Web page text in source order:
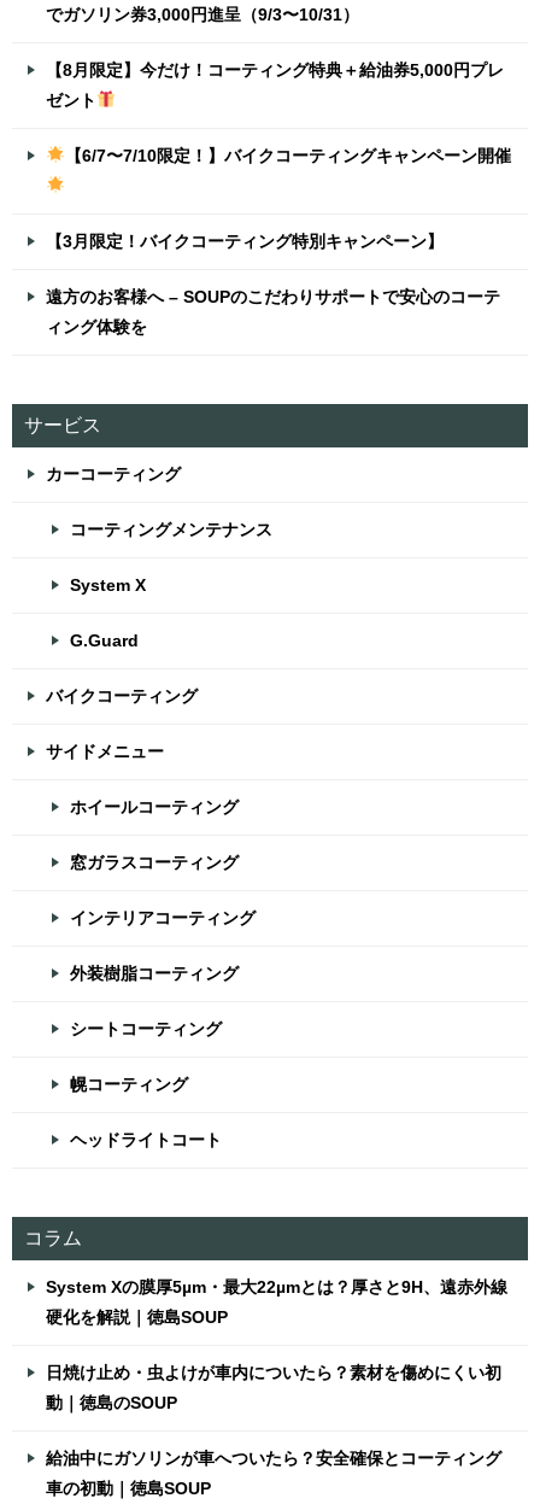
でガソリン券3,000円進呈（9/3〜10/31）
【8月限定】今だけ！コーティング特典＋給油券5,000円プレ
ゼント
【6/7〜7/10限定！】バイクコーティングキャンペーン開催
【3月限定！バイクコーティング特別キャンペーン】
遠方のお客様へ – SOUPのこだわりサポートで安心のコーテ
ィング体験を
サービス
カーコーティング
コーティングメンテナンス
System X
G.Guard
バイクコーティング
サイドメニュー
ホイールコーティング
窓ガラスコーティング
インテリアコーティング
外装樹脂コーティング
シートコーティング
幌コーティング
ヘッドライトコート
コラム
System Xの膜厚5µm・最大22µmとは？厚さと9H、遠赤外線
硬化を解説｜徳島SOUP
日焼け止め・虫よけが車内についたら？素材を傷めにくい初
動｜徳島のSOUP
給油中にガソリンが車へついたら？安全確保とコーティング
車の初動｜徳島SOUP